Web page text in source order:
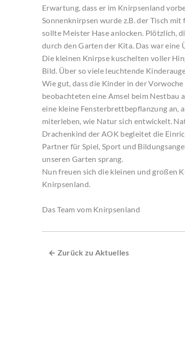
Erwartung, dass er im Knirpsenland
Sonnenknirpsen wurde z.B. der Tisch
sollte Meister Hase anlocken. Plötzlich,
durch den Garten der Kita. Das war eine
Die kleinen Knirpse kuschelten voller
Bild. Über so viele leuchtende
Wie gut, dass die Kinder in der
beobachteten eine Amsel beim Nestbau
eine kleine Fensterbrettbepflanzung an,
miterleben, wie Natur sich entwickelt.
Drachenkind der AOK begleitet die
Partner für Spiel, Sport und
unseren Garten sprang.
Nun freuen sich die kleinen und großen
Knirpsenland.
Das Team vom Knirpsenland
← Zurück zu Aktuelles